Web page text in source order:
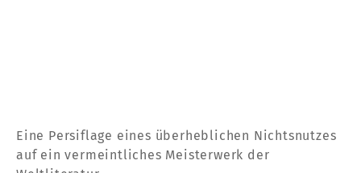
Eine Persiflage eines überheblichen Nichtsnutzes
auf ein vermeintliches Meisterwerk der